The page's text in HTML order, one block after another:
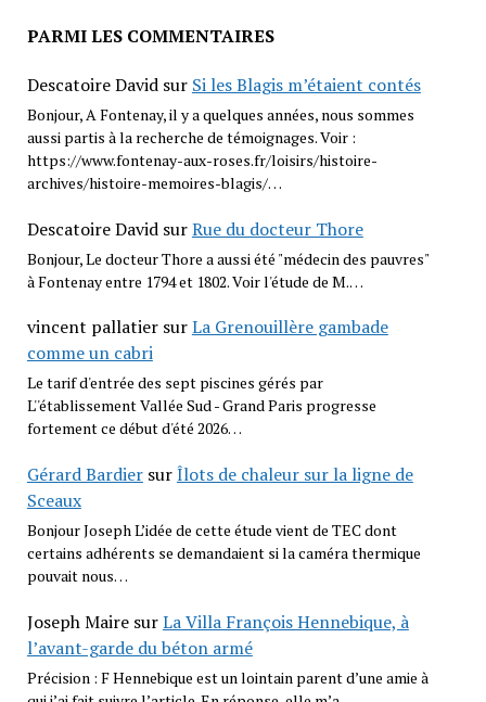
PARMI LES COMMENTAIRES
Descatoire Davidsur Si les Blagis m’étaient contés
Bonjour, A Fontenay, il y a quelques années, nous sommes
aussi partis à la recherche de témoignages. Voir :
https://www.fontenay-aux-roses.fr/loisirs/histoire-
archives/histoire-memoires-blagis/…
Descatoire DavidsurRue du docteur Thore
Bonjour, Le docteur Thore a aussi été "médecin des pauvres"
à Fontenay entre 1794 et 1802. Voir l'étude de M.…
vincent pallatiersurLa Grenouillère gambade
comme un cabri
Le tarif d'entrée des sept piscines gérés par
L''établissement Vallée Sud - Grand Paris progresse
fortement ce début d'été 2026…
Gérard BardiersurÎlots de chaleur sur la ligne de
Sceaux
Bonjour Joseph L’idée de cette étude vient de TEC dont
certains adhérents se demandaient si la caméra thermique
pouvait nous…
Joseph MairesurLa Villa François Hennebique, à
l’avant-garde du béton armé
Précision : F Hennebique est un lointain parent d’une amie à